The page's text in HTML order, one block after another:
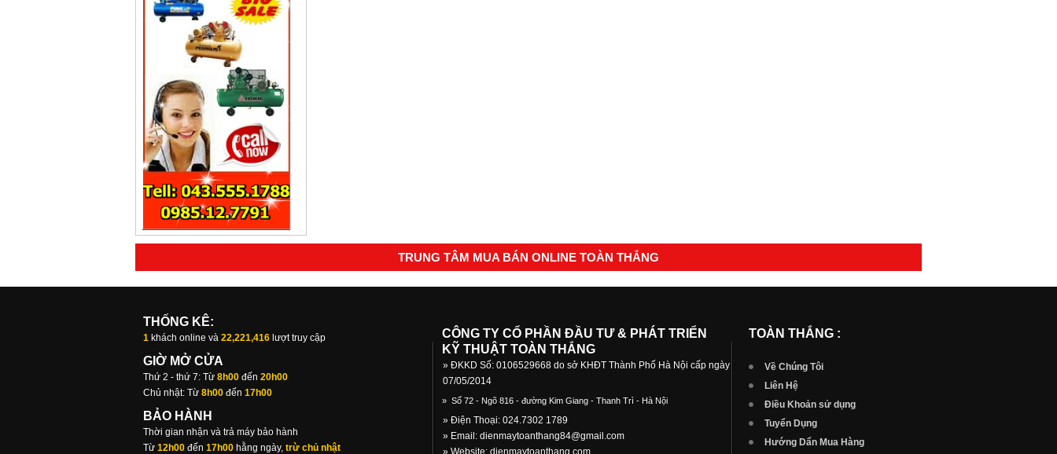
TRUNG TÂM MUA BÁN ONLINE TOÀN THẮNG
THỐNG KÊ:
1 khách online và 22,221,416 lượt truy cập
GIỜ MỞ CỬA
Thứ 2 - thứ 7: Từ 8h00 đến 20h00
Chủ nhật: Từ 8h00 đến 17h00
BẢO HÀNH
Thời gian nhận và trả máy bảo hành
Từ 12h00 đến 17h00 hằng ngày, trừ chủ nhật
CÔNG TY CỔ PHẦN ĐẦU TƯ & PHÁT TRIỂN
KỸ THUẬT TOÀN THẮNG
» ĐKKD Số: 0106529668 do sở KHĐT Thành Phố Hà Nội cấp ngày
07/05/2014
» Số 72 - Ngõ 816 - đường Kim Giang - Thanh Trì - Hà Nội
» Điện Thoại: 024.7302 1789
» Email: dienmaytoanthang84@gmail.com
TOÀN THẮNG :
Về Chúng Tôi
Liên Hệ
Điều Khoản sử dụng
Tuyển Dụng
Hướng Dẩn Mua Hàng